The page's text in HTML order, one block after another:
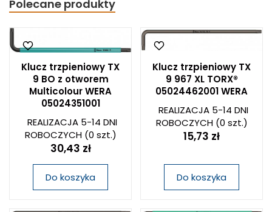
Polecane produkty
Klucz trzpieniowy TX
9 BO z otworem
Multicolour WERA
05024351001
REALIZACJA 5-14 DNI
ROBOCZYCH(0 szt.)
30,43 zł
Do koszyka
Klucz trzpieniowy TX
9 967 XL TORX®
05024462001 WERA
REALIZACJA 5-14 DNI
ROBOCZYCH(0 szt.)
15,73 zł
Do koszyka